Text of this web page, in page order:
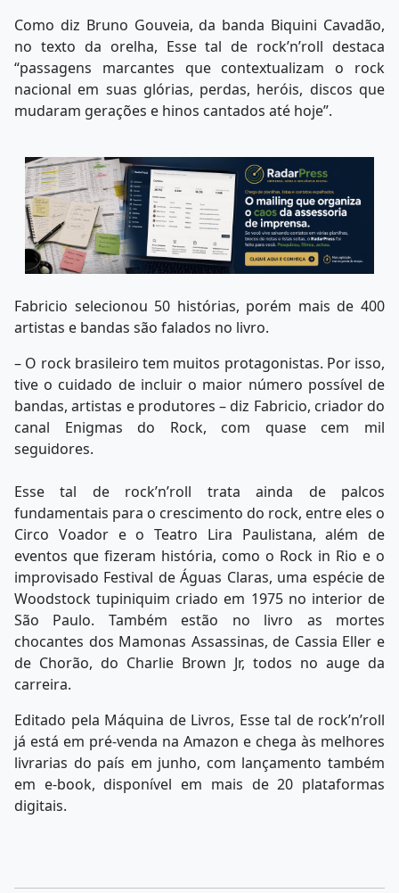
Como diz Bruno Gouveia, da banda Biquini Cavadão,
no texto da orelha, Esse tal de rock’n’roll destaca
“passagens marcantes que contextualizam o rock
nacional em suas glórias, perdas, heróis, discos que
mudaram gerações e hinos cantados até hoje”.
Fabricio selecionou 50 histórias, porém mais de 400
artistas e bandas são falados no livro.
– O rock brasileiro tem muitos protagonistas. Por isso,
tive o cuidado de incluir o maior número possível de
bandas, artistas e produtores – diz Fabricio, criador do
canal Enigmas do Rock, com quase cem mil
seguidores.
Esse tal de rock’n’roll trata ainda de palcos
fundamentais para o crescimento do rock, entre eles o
Circo Voador e o Teatro Lira Paulistana, além de
eventos que fizeram história, como o Rock in Rio e o
improvisado Festival de Águas Claras, uma espécie de
Woodstock tupiniquim criado em 1975 no interior de
São Paulo. Também estão no livro as mortes
chocantes dos Mamonas Assassinas, de Cassia Eller e
de Chorão, do Charlie Brown Jr, todos no auge da
carreira.
Editado pela Máquina de Livros, Esse tal de rock’n’roll
já está em pré-venda na Amazon e chega às melhores
livrarias do país em junho, com lançamento também
em e-book, disponível em mais de 20 plataformas
digitais.